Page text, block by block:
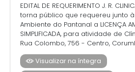
EDITAL DE REQUERIMENTO J. R.
torna público que requereu junto
Ambiente do Pantanal a LICENÇA
SIMPLIFICADA, para atividade de
Rua Colombo, 756 - Centro,
Visualizar na íntegra